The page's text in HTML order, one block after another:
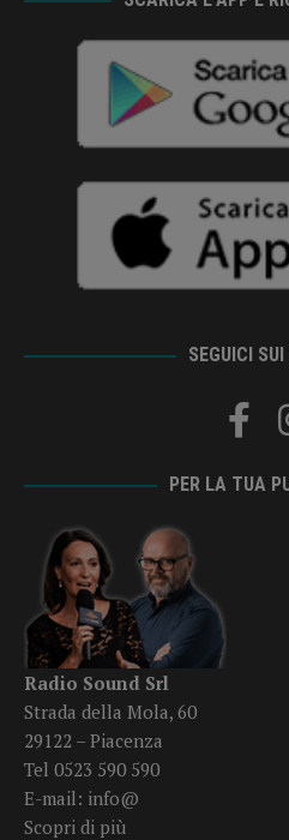
SEGUICI
PER LA TUA
Radio Sound Srl
Strada della Mola, 60
29122 – Piacenza
Tel 0523 590 590
E-mail: info@
Scopri di più